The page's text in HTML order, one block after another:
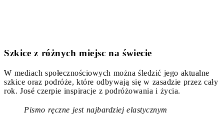
Szkice z różnych miejsc na świecie
W mediach społecznościowych można śledzić jego aktualne
szkice oraz podróże, które odbywają się w zasadzie przez cały
rok. José czerpie inspiracje z podróżowania i życia.
Pismo ręczne jest najbardziej elastycznym